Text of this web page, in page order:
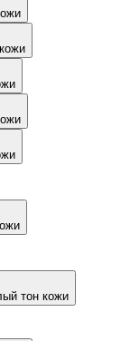
тон кожи